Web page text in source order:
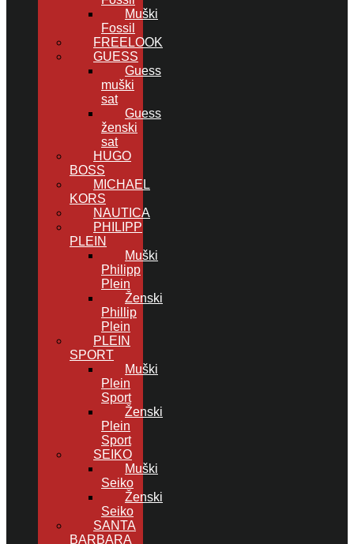
Muški
Fossil
FREELOOK
GUESS
Guess
muški
sat
Guess
ženski
sat
HUGO
BOSS
MICHAEL
KORS
NAUTICA
PHILIPP
PLEIN
Muški
Philipp
Plein
Ženski
Phillip
Plein
PLEIN
SPORT
Muški
Plein
Sport
Ženski
Plein
Sport
SEIKO
Muški
Seiko
Ženski
Seiko
SANTA
BARBARA